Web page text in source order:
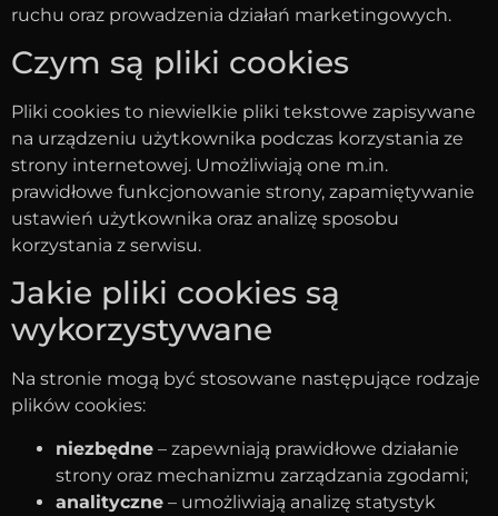
ruchu oraz prowadzenia działań marketingowych.
Czym są pliki cookies
Pliki cookies to niewielkie pliki tekstowe zapisywane
na urządzeniu użytkownika podczas korzystania ze
strony internetowej. Umożliwiają one m.in.
prawidłowe funkcjonowanie strony, zapamiętywanie
ustawień użytkownika oraz analizę sposobu
korzystania z serwisu.
Jakie pliki cookies są
wykorzystywane
Na stronie mogą być stosowane następujące rodzaje
plików cookies:
niezbędne – zapewniają prawidłowe działanie
strony oraz mechanizmu zarządzania zgodami;
analityczne – umożliwiają analizę statystyk